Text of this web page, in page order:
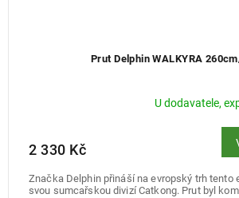
Prut Delphin WALKYRA
U dodavatele,
2 330 Kč
Značka Delphin přináší na evropský trh tento
svou sumcařskou divizí Catkong. Prut byl